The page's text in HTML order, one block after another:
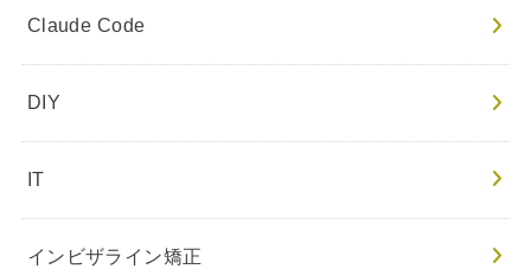
Claude Code
DIY
IT
インビザライン矯正